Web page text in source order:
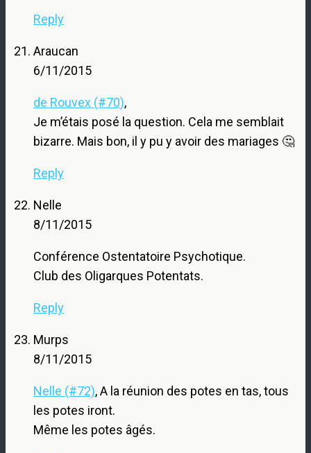
Reply
Araucan
6/11/2015
de Rouvex (#70),
Je m’étais posé la question. Cela me semblait
bizarre. Mais bon, il y pu y avoir des mariages 🤔
Reply
Nelle
8/11/2015
Conférence Ostentatoire Psychotique.
Club des Oligarques Potentats.
Reply
Murps
8/11/2015
Nelle (#72), A la réunion des potes en tas, tous
les potes iront.
Même les potes âgés.